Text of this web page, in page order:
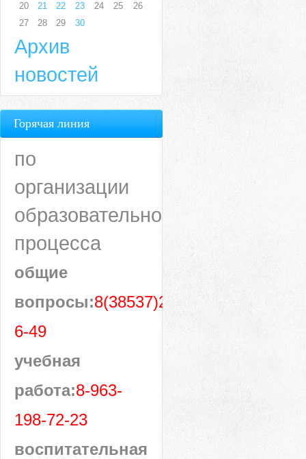
20
21 22 23 24 25
26
27
28 29 30
Архив
новостей
Горячая линия
по
организации
образовательного
процесса
общие
вопросы:8(38537)28-
6-49
учебная
работа:8-963-
198-72-23
воспитательная